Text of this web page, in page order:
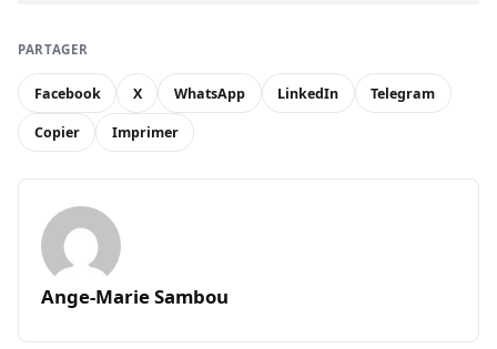
PARTAGER
Facebook X WhatsApp LinkedIn Telegram
Copier Imprimer
Ange-Marie Sambou